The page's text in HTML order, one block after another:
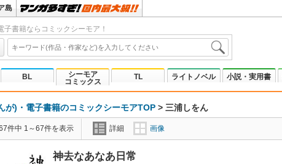
島
子書籍ならコミックシーモア！
BL
シーモア
コミックス
TL ライトノベル 小説・実用書
が)・電子書籍のコミックシーモアTOP > 三浦しをん
件中 1～67件を表示 詳細 画像
神去なあなあ日常